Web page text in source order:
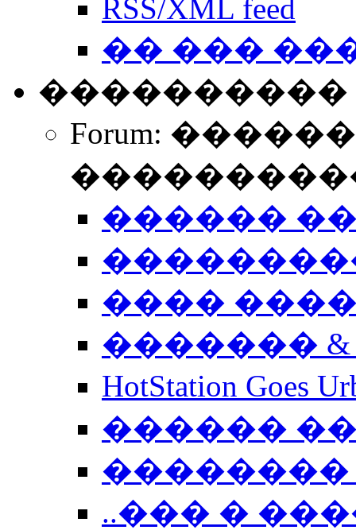
RSS/XML feed
�� ���
����������
Forum:
������
����
�������
HotStation
������
��������
..��� �